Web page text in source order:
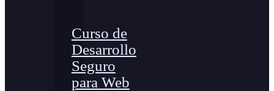
Curso de
Desarrollo
Seguro
para Web